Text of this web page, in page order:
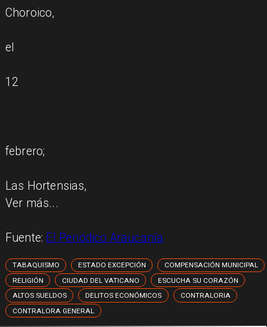
Choroico,
el
12
febrero;
Las Hortensias,
Ver más...
Fuente: El Periódico Araucanía
TABAQUISMO ESTADO EXCEPCIÓN
COMPENSACIÓN MUNICIPAL
RELIGIÓN
CIUDAD DEL VATICANO
ESCUCHA SU CORAZÓN
ALTOS SUELDOS
DELITOS ECONÓMICOS
CONTRALORIA
CONTRALORA GENERAL